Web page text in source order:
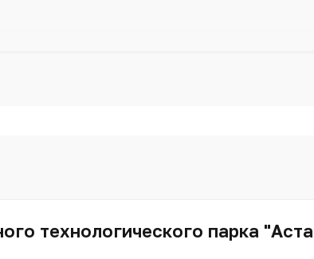
технологического парка